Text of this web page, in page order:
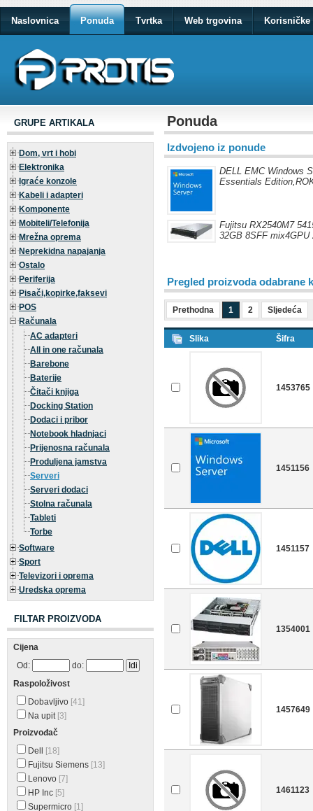
Naslovnica Ponuda Tvrtka Web trgovina Korisničke
GRUPE ARTIKALA
Dom, vrt i hobi
Elektronika
Igraće konzole
Kabeli i adapteri
Komponente
Mobiteli/Telefonija
Mrežna oprema
Neprekidna napajanja
Ostalo
Periferija
Pisači,kopirke,faksevi
POS
Računala
AC adapteri
All in one računala
Barebone
Baterije
Čitači knjiga
Docking Station
Dodaci i pribor
Notebook hladnjaci
Prijenosna računala
Produljena jamstva
Serveri
Serveri dodaci
Stolna računala
Tableti
Torbe
Software
Sport
Televizori i oprema
Uredska oprema
FILTAR PROIZVODA
Cijena
Od:
do:
Raspoloživost
Dobavljivo [41]
Na upit [3]
Proizvođač
Dell
[18]
Fujitsu Siemens [13]
Lenovo [7]
HP Inc [5]
Supermicro [1]
Ponuda
Izdvojeno iz ponude
DELL EMC Windows
Essentials
Fujitsu RX2540M7
32GB 8SFF mix4GPU
Pregled proizvoda odabrane
Prethodna 1 2 Sljedeća
Slika Šifra
1453765
1451156
1451157
1354001
1457649
1461123